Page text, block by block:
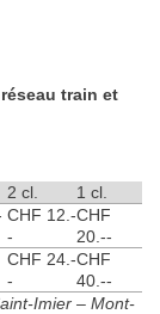
train et
2 cl.
1 cl.
CHF 12.-
-
CHF
20.--
CHF 24.-
-
CHF
40.--
Imier – Mont-